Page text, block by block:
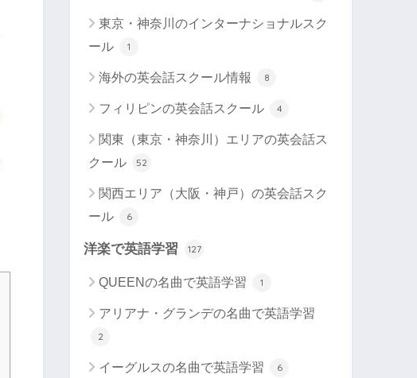
東京・神奈川のインターナショナルスク
ール
1
海外の英会話スクール情報 8
フィリピンの英会話スクール 4
関東（東京・神奈川）エリアの英会話ス
クール
52
関西エリア（大阪・神戸）の英会話スク
ール
6
洋楽で英語学習 127
QUEENの名曲で英語学習 1
アリアナ・グランデの名曲で英語学習
2
イーグルスの名曲で英語学習 6